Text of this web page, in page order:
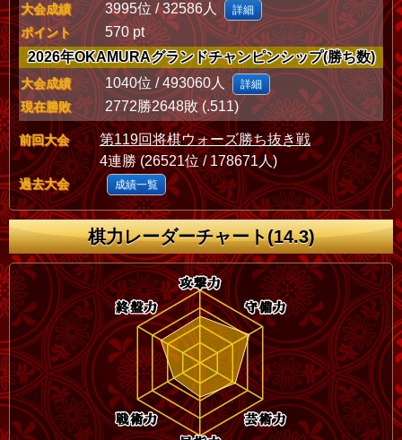
大会成績 3995位 / 32586人 詳細
ポイント
570 pt
2026年OKAMURAグランドチャンピンシップ(勝ち数)
大会成績 1040位 / 493060人 詳細
現在勝敗 2772勝2648敗 (.511)
前回大会
第119回将棋ウォーズ勝ち抜き戦
4連勝 (26521位 / 178671人)
過去大会 成績一覧
棋力レーダーチャート(14.3)